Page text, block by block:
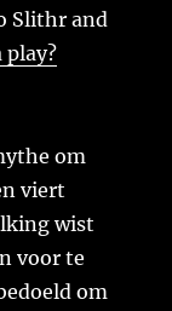
Slithr and
play?
om
viert
wist
voor te
om